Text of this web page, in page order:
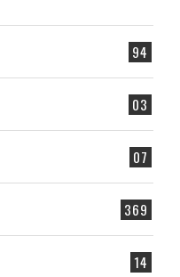
94
03
07
369
14